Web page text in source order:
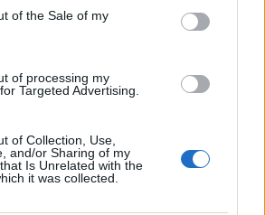
of the Sale of my
of processing my
Targeted Advertising.
of Collection, Use,
and/or Sharing of my
Is Unrelated with the
it was collected.